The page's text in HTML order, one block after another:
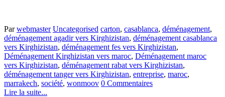
Parwebmaster Uncategorised carton, casablanca, déménagement,
déménagement agadir vers Kirghizistan, déménagement casablanca
vers Kirghizistan, déménagement fes vers Kirghizistan,
Déménagement Kirghizistan vers maroc, Déménagement maroc
vers Kirghizistan, déménagement rabat vers Kirghizistan,
déménagement tanger vers Kirghizistan, entreprise, maroc,
marrakech, société, wonmoov 0 Commentaires
Lire la suite...